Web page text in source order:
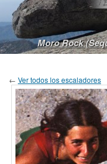
Moro Rock
← Ver todos los escaladores